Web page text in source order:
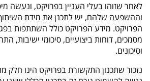
לאחר שזוהו בעלי העניין בפרויקט, ונעשה
וההשפעה שלהם, יש לתכנן את מידת
מסמכים, דוחות ביצועיים, סיכומי ישיבות,
וסיכונים.
נזכור שתכנון התקשורת בפרויקט הינו חלק